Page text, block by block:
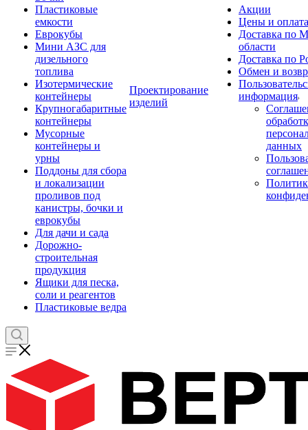
Пластиковые
емкости
Еврокубы
Мини АЗС для
дизельного
топлива
Изотермические
контейнеры
Крупногабаритные
контейнеры
Мусорные
контейнеры и
урны
Поддоны для сбора
и локализации
проливов под
канистры, бочки и
еврокубы
Для дачи и сада
Дорожно-
строительная
продукция
Ящики для песка,
соли и реагентов
Пластиковые ведра
Проектирование
изделий
Акции
Цены и оплата
Доставка по
области
Доставка по
Обмен и
информация
данных